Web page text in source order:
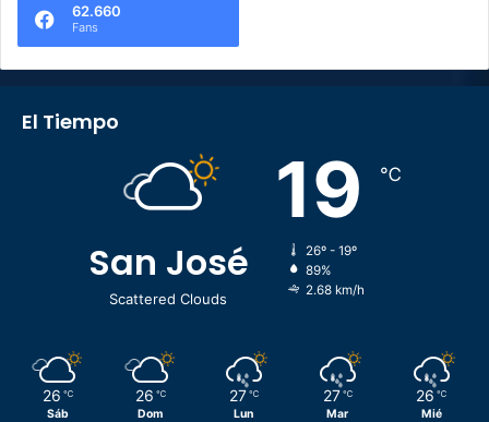
62.660
Fans
El Tiempo
San José
Scattered Clouds
19 ℃
26º - 19º
89%
2.68 km/h
26 ℃
Sáb
26 ℃
Dom
27 ℃
Lun
27 ℃
Mar
26 ℃
Mié